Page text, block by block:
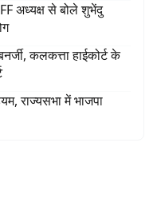
अध्यक्ष से बोले शुभेंदु
कलकत्ता हाईकोर्ट के
राज्यसभा में भाजपा